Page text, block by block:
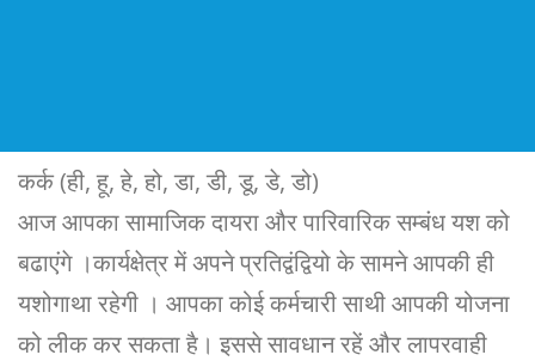
कर्क (ही, हू, हे, हो, डा, डी, डू, डे, डो)
आज आपका सामाजिक दायरा और पारिवारिक सम्बंध यश को
बढाएंगे ।कार्यक्षेत्र में अपने प्रतिद्वंद्वियो के सामने आपकी ही
यशोगाथा रहेगी । आपका कोई कर्मचारी साथी आपकी योजना
को लीक कर सकता है। इससे सावधान रहें और लापरवाही